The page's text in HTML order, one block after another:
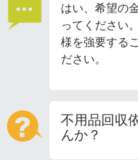
はい、希望の
ってください
様を強要する
ださい。
不用品回収
んか？